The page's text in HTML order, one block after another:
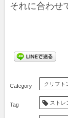
それに合わせ
クリフト
ストレ